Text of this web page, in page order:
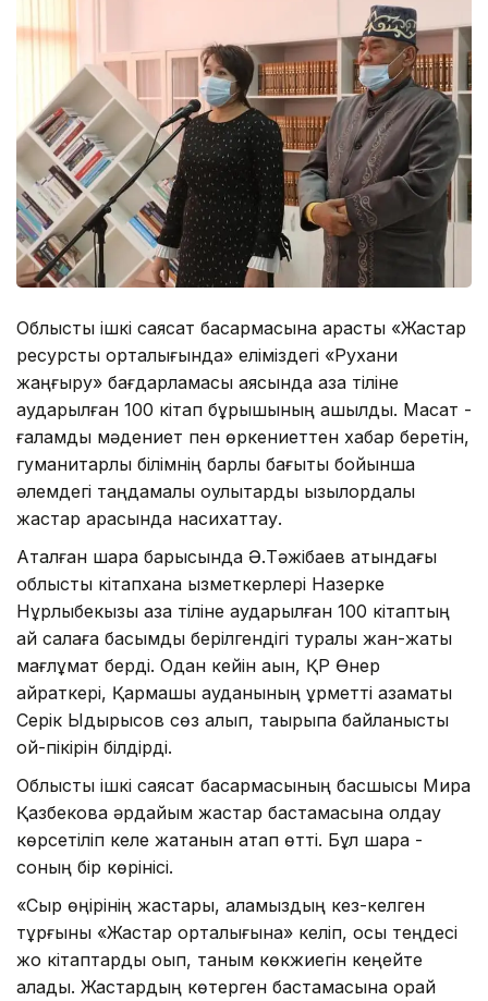
Облыстық ішкі саясат басқармасына қарасты «Жастар
ресурстық орталығында» еліміздегі «Рухани
жаңғыру» бағдарламасы аясында қазақ тіліне
аударылған 100 кітап бұрышының ашылды. ​Мақсат -
ғаламдық мәдениет пен өркениеттен хабар беретін,
гуманитарлық білімнің барлық бағыты бойынша
әлемдегі таңдамалы оқулықтарды қызылордалық
жастар арасында насихаттау.
Аталған шара барысында Ә.Тәжібаев атындағы
облыстық кітапхана қызметкерлері Назерке
Нұрлыбекқызы қазақ тіліне аударылған 100 кітаптың
қай салаға басымдық берілгендігі туралы жан-жақты
мағлұмат берді. Одан кейін ақын, ҚР Өнер
қайраткері, Қармақшы ауданының құрметті азаматы
Серік Ыдырысов сөз алып, тақырыпқа байланысты
ой-пікірін білдірді.
Облыстық ішкі саясат басқармасының басшысы Мира
Қазбекова әрдайым жастар бастамасына қолдау
көрсетіліп келе жатқанын атап өтті. Бұл шара -
соның бір көрінісі.
«Сыр өңірінің жастары, қаламыздың кез-келген
тұрғыны «Жастар орталығына» келіп, осы теңдесі
жоқ кітаптарды оқып, таным көкжиегін кеңейте
алады. Жастардың көтерген бастамасына орай